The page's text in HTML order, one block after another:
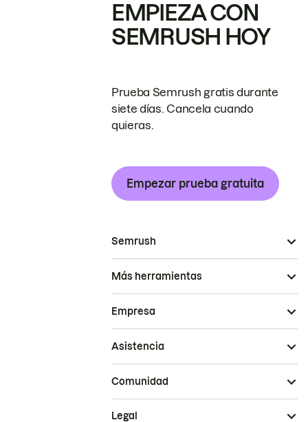
EMPIEZA CON
SEMRUSH HOY
Prueba Semrush gratis durante
siete días. Cancela cuando
quieras.
Empezar prueba gratuita
Semrush
Más herramientas
Empresa
Asistencia
Comunidad
Legal